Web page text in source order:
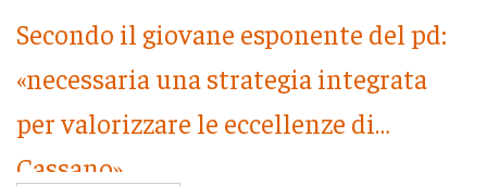
Secondo il giovane esponente del pd:
«necessaria una strategia integrata
per valorizzare le eccellenze di
Cassano»